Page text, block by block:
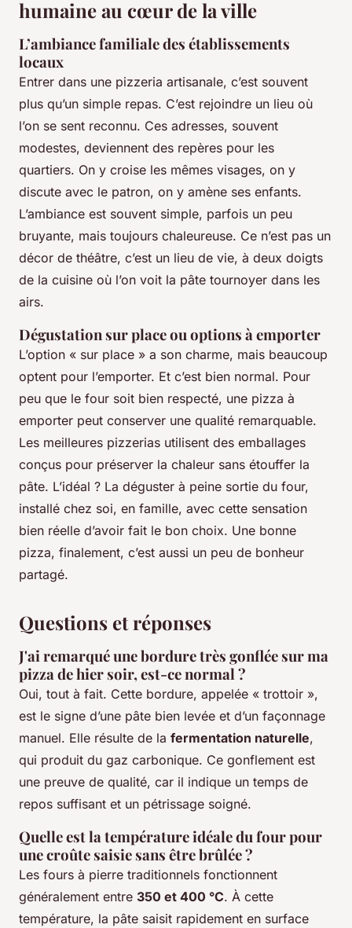
humaine au cœur de la ville
L’ambiance familiale des établissements
locaux
Entrer dans une pizzeria artisanale, c’est souvent
plus qu’un simple repas. C’est rejoindre un lieu où
l’on se sent reconnu. Ces adresses, souvent
modestes, deviennent des repères pour les
quartiers. On y croise les mêmes visages, on y
discute avec le patron, on y amène ses enfants.
L’ambiance est souvent simple, parfois un peu
bruyante, mais toujours chaleureuse. Ce n’est pas un
décor de théâtre, c’est un lieu de vie, à deux doigts
de la cuisine où l’on voit la pâte tournoyer dans les
airs.
Dégustation sur place ou options à emporter
L’option « sur place » a son charme, mais beaucoup
optent pour l’emporter. Et c’est bien normal. Pour
peu que le four soit bien respecté, une pizza à
emporter peut conserver une qualité remarquable.
Les meilleures pizzerias utilisent des emballages
conçus pour préserver la chaleur sans étouffer la
pâte. L’idéal ? La déguster à peine sortie du four,
installé chez soi, en famille, avec cette sensation
bien réelle d’avoir fait le bon choix. Une bonne
pizza, finalement, c’est aussi un peu de bonheur
partagé.
Questions et réponses
J'ai remarqué une bordure très gonflée sur ma
pizza de hier soir, est-ce normal ?
Oui, tout à fait. Cette bordure, appelée « trottoir »,
est le signe d’une pâte bien levée et d’un façonnage
manuel. Elle résulte de la fermentation naturelle,
qui produit du gaz carbonique. Ce gonflement est
une preuve de qualité, car il indique un temps de
repos suffisant et un pétrissage soigné.
Quelle est la température idéale du four pour
une croûte saisie sans être brûlée ?
Les fours à pierre traditionnels fonctionnent
généralement entre 350 et 400 °C. À cette
température, la pâte saisit rapidement en surface